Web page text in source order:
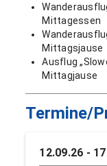
Mittagessen
Mittagsjause
Ausflug
Mittagjause
Termine/
12.09.26 -